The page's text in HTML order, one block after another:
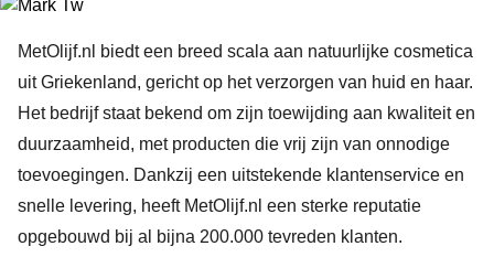
MetOlijf.nl
biedt een breed scala aan natuurlijke cosmetica
uit Griekenland, gericht op het verzorgen van huid en haar.
Het bedrijf staat bekend om zijn toewijding aan kwaliteit en
duurzaamheid, met producten die vrij zijn van onnodige
toevoegingen. Dankzij een uitstekende klantenservice en
snelle levering, heeft MetOlijf.nl een sterke reputatie
opgebouwd bij al bijna 200.000 tevreden klanten.